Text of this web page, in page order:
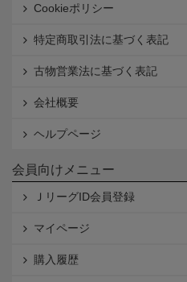
Cookieポリシー
特定商取引法に基づく表記
古物営業法に基づく表記
会社概要
ヘルプページ
会員向けメニュー
ＪリーグID会員登録
マイページ
購入履歴